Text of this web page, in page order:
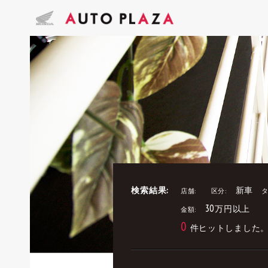
検索結果: 店舗: 区分: 新車
金額: 30万円以上
0 件ヒットしました。